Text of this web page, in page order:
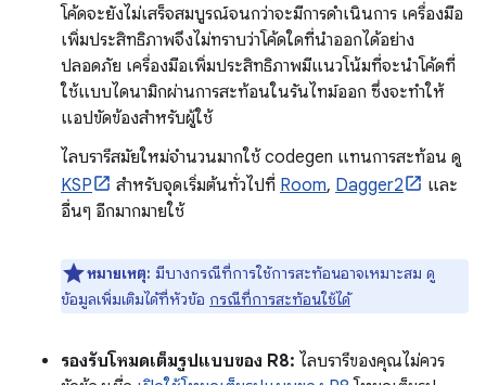
โค้ดจะยังไม่เสร็จสมบูรณ์จนกว่าจะมีการดำเนินการ เครื่องมือ
เพิ่มประสิทธิภาพจึงไม่ทราบว่าโค้ดใดที่นำออกได้อย่าง
ปลอดภัย เครื่องมือเพิ่มประสิทธิภาพมีแนวโน้มที่จะนำโค้ดที่
ใช้แบบไดนามิกผ่านการสะท้อนในรันไทม์ออก ซึ่งจะทำให้
แอปขัดข้องสำหรับผู้ใช้
ไลบรารีสมัยใหม่จำนวนมากใช้ codegen แทนการสะท้อน ดู
KSP
สำหรับจุดเริ่มต้นทั่วไปที่ Room, Dagger2
และ
อื่นๆ อีกมากมายใช้
หมายเหตุ: มีบางกรณีที่การใช้การสะท้อนอาจเหมาะสม ดู
ข้อมูลเพิ่มเติมได้ที่หัวข้อ กรณีที่การสะท้อนใช้ได้
รองรับโหมดเต็มรูปแบบของ R8: ไลบรารีของคุณไม่ควร